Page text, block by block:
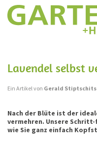
Lavendel selbst
Ein Artikel von Gerald
Nach der Blüte ist der
vermehren. Unsere
wie Sie ganz einfach